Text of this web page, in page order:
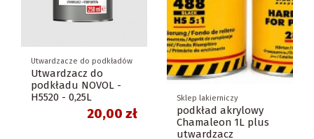
Utwardzacze do podkładów
Utwardzacz do
podkładu NOVOL -
H5520 - 0,25L
20,00 zł
Sklep lakierniczy
podkład akrylowy
Chamaleon 1L plus
utwardzacz